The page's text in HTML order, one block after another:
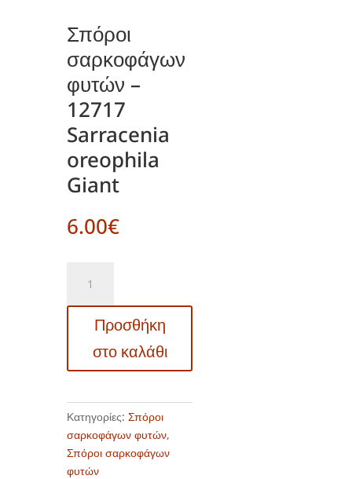
Σπόροι
σαρκοφάγων
φυτών –
12717
Sarracenia
oreophila
Giant
6.00€
σαρκοφάγων
φυτών
Sarracenia
ποσότητα
Προσθήκη
στο καλάθι
Κατηγορίες: Σπόροι
σαρκοφάγων φυτών,
Σπόροι σαρκοφάγων
φυτών